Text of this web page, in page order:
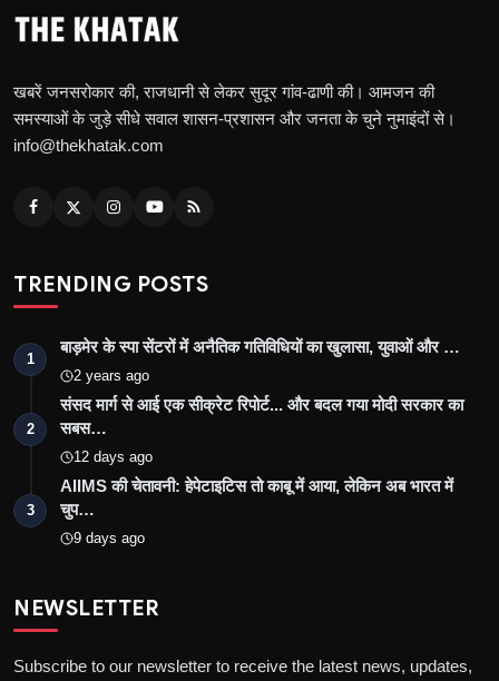
खबरें जनसरोकार की, राजधानी से लेकर सुदूर गांव-ढाणी की। आमजन की
समस्याओं के जुड़े सीधे सवाल शासन-प्रशासन और जनता के चुने नुमाइंदों से।
info@thekhatak.com
TRENDING POSTS
1
बाड़मेर के स्पा सेंटरों में अनैतिक गतिविधियों का खुलासा, युवाओं और …
2 years ago
2
संसद मार्ग से आई एक सीक्रेट रिपोर्ट... और बदल गया मोदी सरकार का
सबस…
12 days ago
3
AIIMS की चेतावनी: हेपेटाइटिस तो काबू में आया, लेकिन अब भारत में
चुप…
9 days ago
NEWSLETTER
Subscribe to our newsletter to receive the latest news, updates,